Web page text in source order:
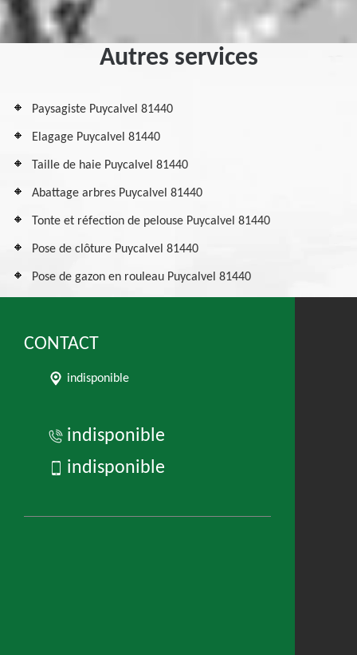
Autres services
Paysagiste Puycalvel 81440
Elagage Puycalvel 81440
Taille de haie Puycalvel 81440
Abattage arbres Puycalvel 81440
Tonte et réfection de pelouse Puycalvel 81440
Pose de clôture Puycalvel 81440
Pose de gazon en rouleau Puycalvel 81440
CONTACT
indisponible
indisponible
indisponible